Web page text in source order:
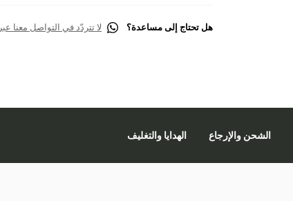
هل تحتاج إلى مساعدة؟ لا تتردّد في التواصل معنا
الشحن والإرجاع الهدايا والتغليف